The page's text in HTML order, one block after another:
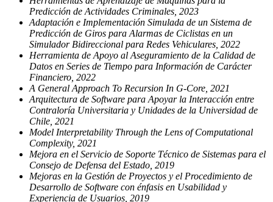
Predicción de Actividades Criminales, 2023
Adaptación e Implementación Simulada de un Sistema de
Predicción de Giros para Alarmas de Ciclistas en un
Simulador Bidireccional para Redes Vehiculares, 2022
Herramienta de Apoyo al Aseguramiento de la Calidad de
Datos en Series de Tiempo para Información de Carácter
Financiero, 2022
A General Approach To Recursion In G-Core, 2021
Arquitectura de Software para Apoyar la Interacción entre
Contraloría Universitaria y Unidades de la Universidad de
Chile, 2021
Model Interpretability Through the Lens of Computational
Complexity, 2021
Mejora en el Servicio de Soporte Técnico de Sistemas para el
Consejo de Defensa del Estado, 2019
Mejoras en la Gestión de Proyectos y el Procedimiento de
Desarrollo de Software con énfasis en Usabilidad y
Experiencia de Usuarios, 2019